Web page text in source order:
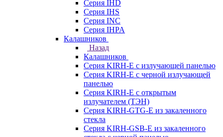
Серия IHD
Серия IHS
Серия INC
Серия IHPA
Калашников
Назад
Калашников
Серия KIRH-E с излучающей панелью
Серия KIRH-E с черной излучающей
панелью
Серия KIRH-E с открытым
излучателем (ТЭН)
Серия KIRH-GTG-E из закаленного
стекла
Серия KIRH-GSB-E из закаленного